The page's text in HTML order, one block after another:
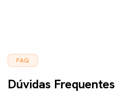
FAQ
Dúvidas Frequentes